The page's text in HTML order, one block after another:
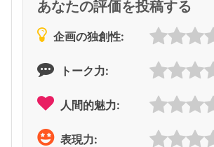
あなたの評価を投稿する
企画の独創性:
トーク力:
人間的魅力:
表現力: